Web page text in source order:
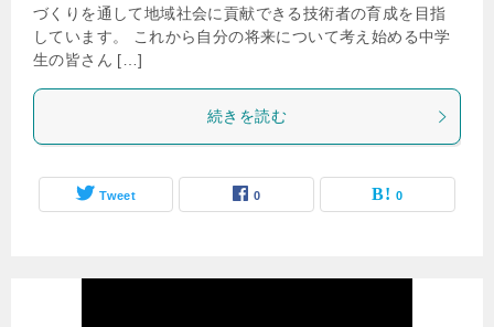
づくりを通して地域社会に貢献できる技術者の育成を目指
しています。 これから自分の将来について考え始める中学
生の皆さん […]
続きを読む
Tweet 0 0